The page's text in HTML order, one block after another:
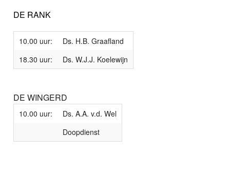
DE RANK
10.00 uur:
Ds. H.B. Graafland
18.30 uur:
Ds. W.J.J. Koelewijn
DE WINGERD
10.00 uur:
Ds. A.A. v.d. Wel
Doopdienst